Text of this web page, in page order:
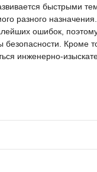
быстрыми
разного
ошибок,
Кроме
инженерно-